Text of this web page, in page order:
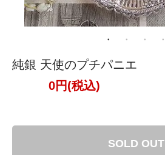
純銀 天使のプチパニエ
0円(税込)
SOLD OUT